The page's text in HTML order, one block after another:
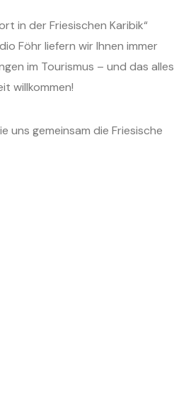
in der Friesischen Karibik“
Föhr liefern wir Ihnen immer
im Tourismus – und das alles
willkommen!
uns gemeinsam die Friesische